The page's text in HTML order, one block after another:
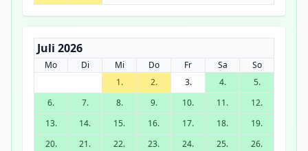
Juli 2026
Mo Di Mi Do Fr Sa
So
1.
2. 3. 4.
5.
6.
7. 8. 9. 10. 11.
12.
13.
14. 15. 16. 17. 18.
19.
20.
21. 22. 23. 24. 25.
26.